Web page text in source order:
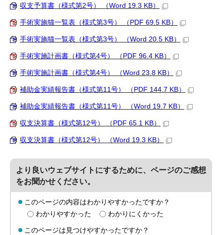
収支予算書（様式第2号） （Word 19.3 KB）
手術実施猫一覧表（様式第3号） （PDF 69.5 KB）
手術実施猫一覧表（様式第3号） （Word 20.5 KB）
手術実施計画書（様式第4号） （PDF 96.4 KB）
手術実施計画書（様式第4号） （Word 23.8 KB）
補助金実績報告書（様式第11号） （PDF 144.7 KB）
補助金実績報告書（様式第11号） （Word 19.7 KB）
収支決算書（様式第12号） （PDF 65.1 KB）
収支決算書（様式第12号） （Word 19.3 KB）
より良いウェブサイトにするために、ページのご感想
をお聞かせください。
このページの内容はわかりやすかったですか？
わかりやすかった
わかりにくかった
このページは見つけやすかったですか？